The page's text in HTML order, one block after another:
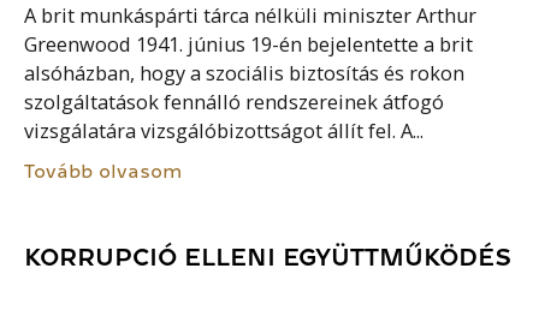
A brit munkáspárti tárca nélküli miniszter Arthur
Greenwood 1941. június 19-én bejelentette a brit
alsóházban, hogy a szociális biztosítás és rokon
szolgáltatások fennálló rendszereinek átfogó
vizsgálatára vizsgálóbizottságot állít fel. A...
Tovább olvasom
KORRUPCIÓ ELLENI EGYÜTTMŰKÖDÉS